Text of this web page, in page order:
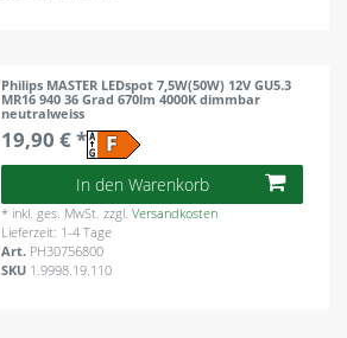
Philips MASTER LEDspot 7,5W(50W) 12V GU5.3
MR16 940 36 Grad 670lm 4000K dimmbar
neutralweiss
19,90 € *
In den Warenkorb
* inkl. ges. MwSt. zzgl.Versandkosten
Lieferzeit: 1-4 Tage
Art. PH30756800
SKU 1.9998.19.110